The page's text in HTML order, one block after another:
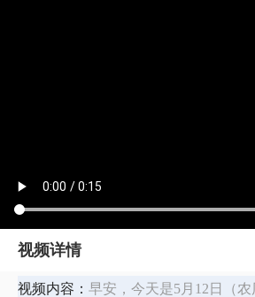
视频详情
视频内容： 早安，今天是5月12日（